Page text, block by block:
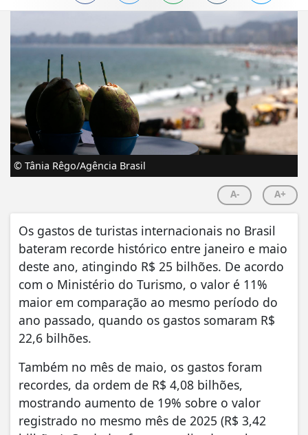
© Tânia Rêgo/Agência Brasil
A- A+
Os gastos de turistas internacionais no Brasil
bateram recorde histórico entre janeiro e maio
deste ano, atingindo R$ 25 bilhões. De acordo
com o Ministério do Turismo, o valor é 11%
maior em comparação ao mesmo período do
ano passado, quando os gastos somaram R$
22,6 bilhões.
Também no mês de maio, os gastos foram
recordes, da ordem de R$ 4,08 bilhões,
mostrando aumento de 19% sobre o valor
registrado no mesmo mês de 2025 (R$ 3,42